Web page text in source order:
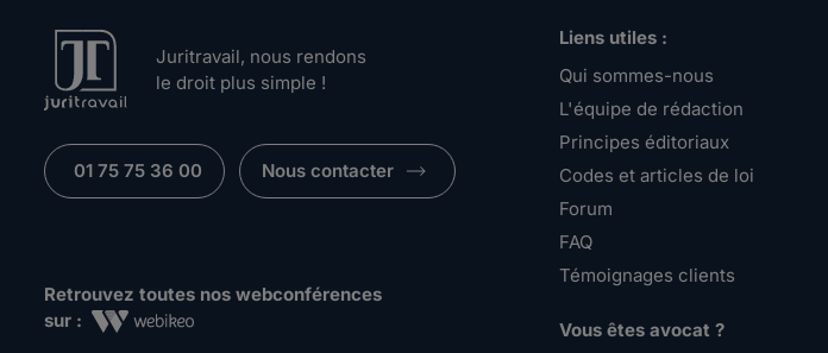
Juritravail, nous rendons
le droit plus simple !
01 75 75 36 00 Nous contacter
Retrouvez toutes nos webconférences
sur :
Liens utiles :
Qui sommes-nous
L'équipe de rédaction
Principes éditoriaux
Codes et articles de loi
Forum
FAQ
Témoignages clients
Vous êtes avocat ?